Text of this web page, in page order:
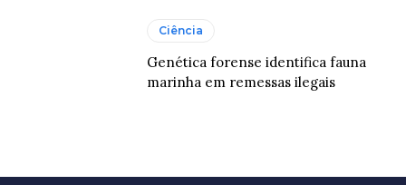
Ciência
Genética forense identifica fauna
marinha em remessas ilegais